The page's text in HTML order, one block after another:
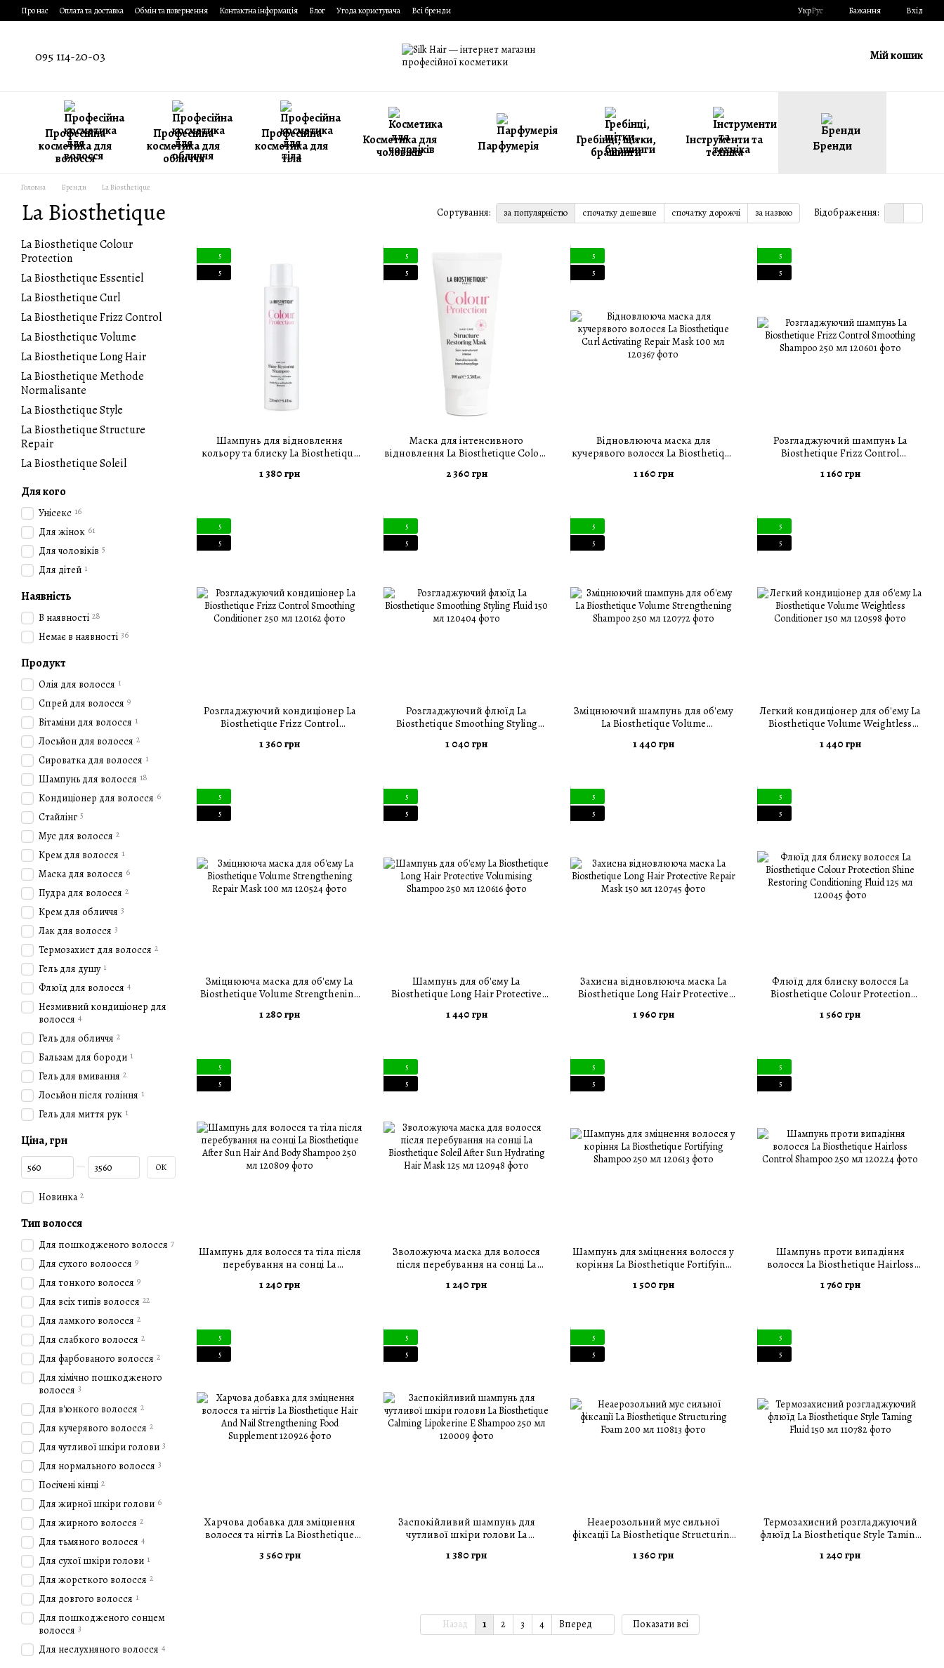
Перейти до основного контенту
Про нас Оплата та доставка Обмін та повернення Контактна інформація Блог Угода користувача Всі бренди УкрРус Бажання Вхід
095 114-20-03 Мій кошик
Професійна
косметика для
волосся
Професійна
косметика для
обличчя
Професійна
косметика для
тіла
Косметика для
чоловіків
Парфумерія
Гребінці, щітки,
брашинги
Інструменти та
техніка
Бренди
Головна Бренди La Biosthetique
La Biosthetique Сортування: за популярністю спочатку дешевше спочатку дорожчі за назвою Відображення:
5
5
Шампунь для відновлення
кольору та блиску La Biosthetique
1 380 грн
5
5
Маска для інтенсивного
відновлення La Biosthetique Colour
100 мл
2 360 грн
5
5
Відновлююча маска для
кучерявого волосся La Biosthetique
1 160 грн
5
5
Розгладжуючий шампунь La
Biosthetique Frizz Control
1 160 грн
5
5
Розгладжуючий кондиціонер La
Biosthetique Frizz Control
1 360 грн
5
5
Розгладжуючий флюїд La
Biosthetique Smoothing Styling
1 040 грн
5
5
Зміцнюючий шампунь для об'єму
La Biosthetique Volume
1 440 грн
5
5
Легкий кондиціонер для об'єму La
Biosthetique Volume Weightless
1 440 грн
5
5
Зміцнююча маска для об'єму La
Biosthetique Volume Strengthening
1 280 грн
5
5
Шампунь для об'єму La
Biosthetique Long Hair Protective
1 440 грн
5
5
Захисна відновлююча маска La
Biosthetique Long Hair Protective
1 960 грн
5
5
Флюїд для блиску волосся La
Biosthetique Colour Protection
125 мл
1 560 грн
5
5
Шампунь для волосся та тіла після
перебування на сонці La
Body Shampoo 250 мл
1 240 грн
5
5
Зволожуюча маска для волосся
після перебування на сонці La
Hydrating Hair Mask 125 мл
1 240 грн
5
5
Шампунь для зміцнення волосся у
коріння La Biosthetique Fortifying
1 500 грн
5
5
Шампунь проти випадіння
волосся La Biosthetique Hairloss
1 760 грн
5
5
Харчова добавка для зміцнення
волосся та нігтів La Biosthetique
Supplement
3 560 грн
5
5
Заспокійливий шампунь для
чутливої шкіри голови La
Shampoo 250 мл
1 380 грн
5
5
Неаерозольний мус сильної
фіксації La Biosthetique Structuring
1 360 грн
5
5
Термозахисний розгладжуючий
флюїд La Biosthetique Style Taming
1 240 грн
Назад 1 2 3 4 Вперед Показати всі
La Biosthetique Colour
Protection
La Biosthetique Essentiel
La Biosthetique Curl
La Biosthetique Frizz Control
La Biosthetique Volume
La Biosthetique Long Hair
La Biosthetique Methode
Normalisante
La Biosthetique Style
La Biosthetique Structure
Repair
La Biosthetique Soleil
Для кого
Унісекc 16
Для жінок 61
Для чоловіків 5
Для дітей 1
Наявність
В наявності 28
Немає в наявності 36
Продукт
Олія для волосся 1
Спрей для волосся 9
Вітаміни для волосся 1
Лосьйон для волосся 2
Сироватка для волосся 1
Шампунь для волосся 18
Кондиціонер для волосся 6
Стайлінг 5
Мус для волосся 2
Крем для волосся 1
Маска для волосся 6
Пудра для волосся 2
Крем для обличчя 3
Лак для волосся 3
Термозахист для волосся 2
Гель для душу 1
Флюїд для волосся 4
Незмивний кондиціонер для
волосся 4
Гель для обличчя 2
Бальзам для бороди 1
Гель для вмивання 2
Лосьйон після гоління 1
Гель для миття рук 1
Ціна, грн
Від Ціна, грн
До Ціна, грн ОК
Новинка 2
Тип волосся
Для пошкодженого волосся 7
Для сухого волоосся 9
Для тонкого волосся 9
Для всіх типів волосся 22
Для ламкого волосся 2
Для слабкого волосся 2
Для фарбованого волосся 2
Для хімічно пошкодженого
волосся 3
Для в'юнкого волосся 2
Для кучерявого волосся 2
Для чутливої шкіри голови 3
Для нормального волосся 3
Посічені кінці 2
Для жирної шкіри голови 6
Для жирного волосся 2
Для тьмяного волосся 4
Для сухої шкіри голови 1
Для жорсткого волосся 2
Для довгого волосся 1
Для пошкодженого сонцем
волосся 3
Для неслухняного волосся 4